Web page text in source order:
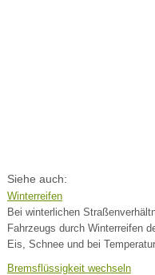
Siehe auch:
Winterreifen
Bei winterlichen
Fahrzeugs durch Winterreifen
Eis, Schnee und bei
Bremsflüssigkeit wechseln